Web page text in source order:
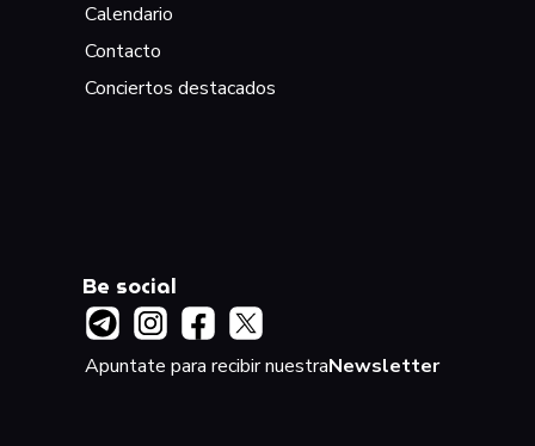
Calendario
Contacto
Conciertos destacados
Be social
Apuntate para recibir nuestraNewsletter